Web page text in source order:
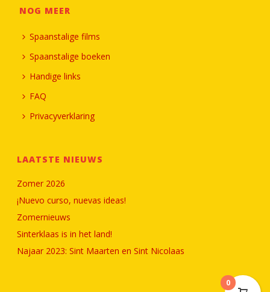
NOG MEER
Spaanstalige films
Spaanstalige boeken
Handige links
FAQ
Privacyverklaring
LAATSTE NIEUWS
Zomer 2026
¡Nuevo curso, nuevas ideas!
Zomernieuws
Sinterklaas is in het land!
Najaar 2023: Sint Maarten en Sint Nicolaas
0